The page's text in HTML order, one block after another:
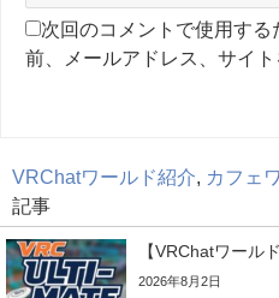
次回のコメントで使用す
前、メールアドレス、サイト
VRChatワールド紹介 カフェ
記事
【VRChatワール
2026年8月2日